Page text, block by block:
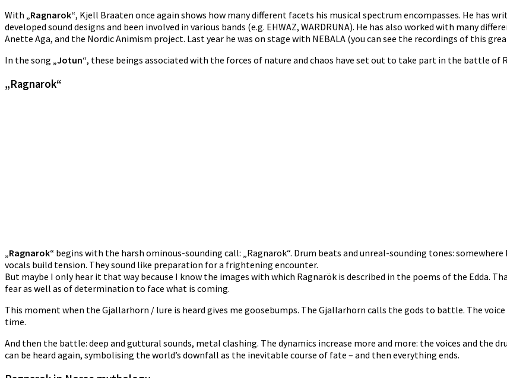
With „Ragnarok“, Kjell Braaten once again shows how many different facets his musical spectrum encompasses. He has
developed sound designs and been involved in various bands (e.g. EHWAZ, WARDRUNA). He has also worked with many
Anette Aga, and the Nordic Animism project. Last year he was on stage with NEBALA (you can see the recordings of this
In the song „Jotun“, these beings associated with the forces of nature and chaos have set out to take part in the battle of
„Ragnarok“
„Ragnarok“ begins with the harsh ominous-sounding call: „Ragnarok“. Drum beats and unreal-sounding tones:
vocals build tension. They sound like preparation for a frightening encounter.
But maybe I only hear it that way because I know the images with which Ragnarök is described in the poems of the Edda.
fear as well as of determination to face what is coming.
This moment when the Gjallarhorn / lure is heard gives me goosebumps. The Gjallarhorn calls the gods to battle. The
time.
And then the battle: deep and guttural sounds, metal clashing. The dynamics increase more and more: the voices and the
can be heard again, symbolising the world’s downfall as the inevitable course of fate – and then everything ends.